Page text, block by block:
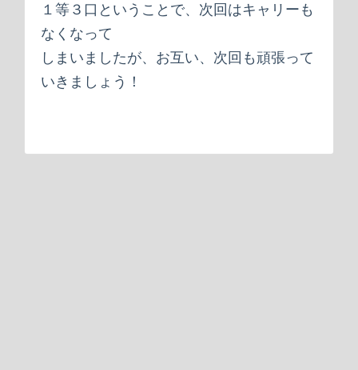
１等３口ということで、次回はキャリーも
なくなって
しまいましたが、お互い、次回も頑張って
いきましょう！